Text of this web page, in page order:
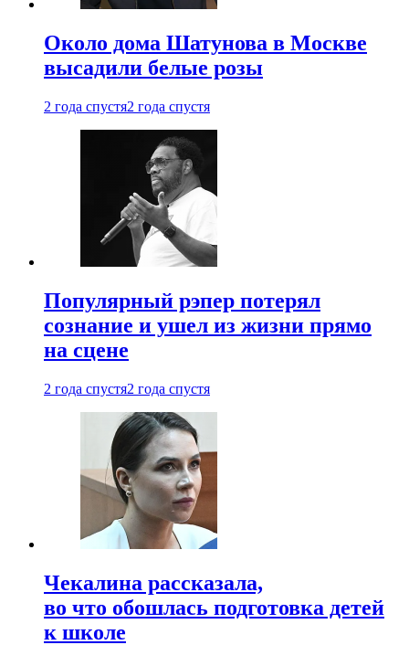
Около дома Шатунова в Москве
высадили белые розы
2 года спустя2 года спустя
Популярный рэпер потерял
сознание и ушел из жизни прямо
на сцене
2 года спустя2 года спустя
Чекалина рассказала,
во что обошлась подготовка детей
к школе